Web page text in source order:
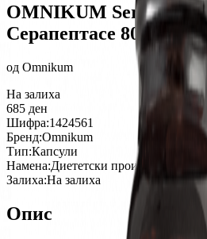
ОMNIKUM
Серапептасе 80 000
од Omnikum
На залиха
685 ден
Шифра:1424561
Бренд:Omnikum
Тип:Капсули
Намена:Диететски производ,
Залиха:На залиха
Опис